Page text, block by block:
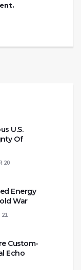
U.S.
Of
20
Energy
War
21
Custom-
Echo